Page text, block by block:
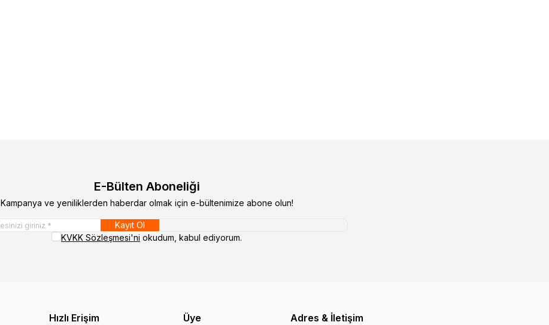
E-Bülten Aboneliği
Kampanya ve yeniliklerden haberdar olmak için e-bültenimize abone olun!
Kayıt Ol
KVKK Sözleşmesi'ni okudum, kabul ediyorum.
Hızlı Erişim Üye Adres & İletişim